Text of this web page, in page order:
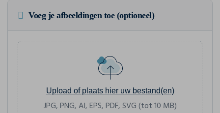
Voeg je afbeeldingen toe (optioneel)
Upload of plaats hier uw bestand(en)
JPG, PNG, AI, EPS, PDF, SVG (tot 10 MB)